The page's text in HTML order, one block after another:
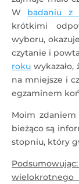
W badaniu z
krótkimi
wyboru,
czytanie i
roku
na mniejsze i
egzaminem
Moim
bieżąco są
stopniu, który
wielokrotnego